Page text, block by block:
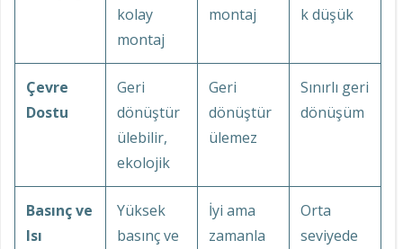
kolay
montaj
montaj
k düşük
Çevre
Dostu
Geri
dönüştür
ülebilir,
ekolojik
Geri
dönüştür
ülemez
Sınırlı geri
dönüşüm
Basınç ve
Isı
Yüksek
basınç ve
İyi ama
zamanla
Orta
seviyede